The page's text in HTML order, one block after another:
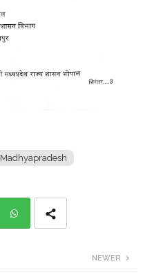
Madhyapradesh
NEWER